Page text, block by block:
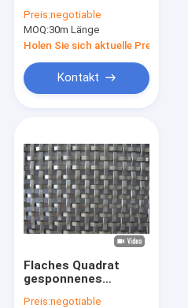
Preis:negotiable
MOQ:30m Länge
Holen Sie sich aktuelle Preis
Kontakt
Flaches Quadrat
gesponnenes
Preis:negotiable